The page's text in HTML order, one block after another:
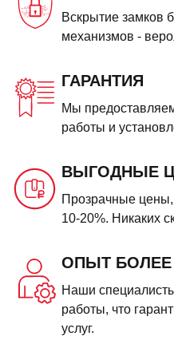
Вскрытие замков
механизмов -
ГАРАНТИЯ
Мы
работы и
ВЫГОДНЫЕ
Прозрачные
10-20%. Никаких
ОПЫТ БОЛЕЕ
Наши
работы, что
услуг.